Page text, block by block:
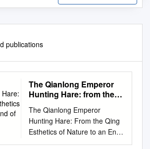
publications
The Qianlong Emperor
Hunting Hare: from the
to an End of European
Exceptionalism
The Qianlong Emperor
Hunting Hare: From the Qing
Esthetics of Nature to an End
of European Exceptionalism